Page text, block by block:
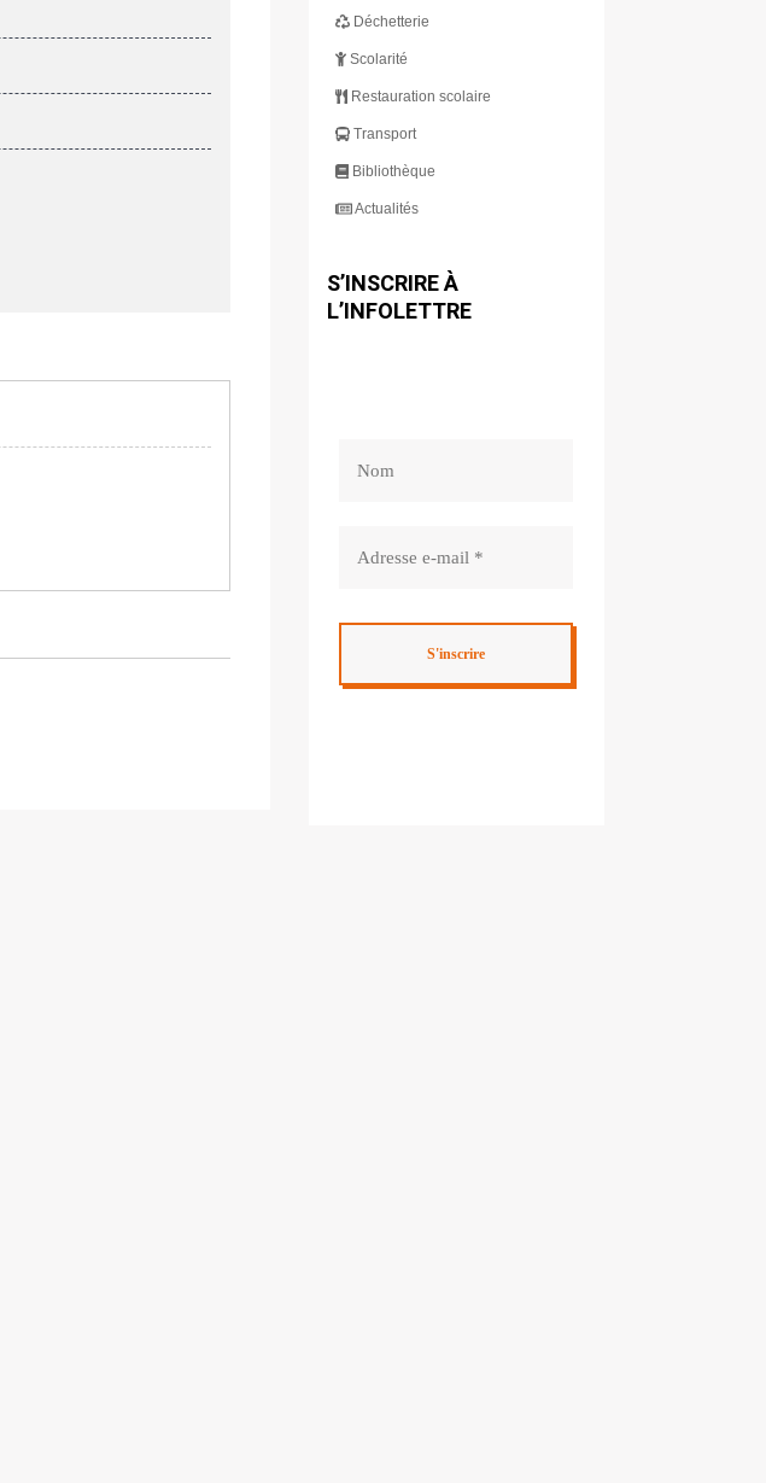
Déchetterie
Scolarité
Restauration scolaire
Transport
Bibliothèque
Actualités
S’INSCRIRE À
L’INFOLETTRE